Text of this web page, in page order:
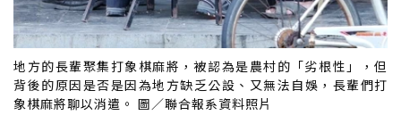
地方的長輩聚集打象棋麻將，被認為是農村的「劣根性」，但
背後的原因是否是因為地方缺乏公設、又無法自娛，長輩們打
象棋麻將聊以消遣。 圖／聯合報系資料照片